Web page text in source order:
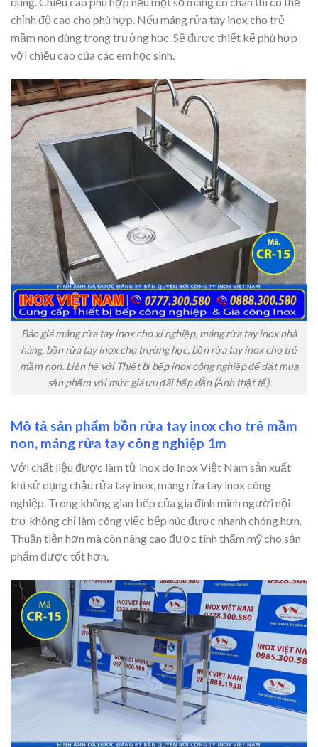
chỉnh độ cao cho phù hợp. Nếu máng rửa tay inox cho trẻ
mầm non dùng trong trường học. Sẽ được thiết kế phù hợp
với chiều cao của các em học sinh.
Báo giá máng rửa tay inox cho xí nghiệp, máng rửa tay inox nhà
hàng, bồn rửa tay inox cho trường học, bồn rửa tay inox cho trẻ
mầm non. Liên hệ với Thiết bị bếp inox công nghiệp để đặt mua
sản phẩm với mức giá ưu đãi hấp dẫn (Ảnh thật tế).
Mô tả sản phẩm bồn rửa tay inox cho trẻ mầm
non, máng rửa tay công nghiệp 1m
Với chất liệu được làm từ inox do Inox Việt Nam sản xuất
khi sử dụng chậu rửa tay inox, máng rửa tay inox công
nghiệp. Trong không gian bếp của gia đình mình người nội
trợ không chỉ làm công việc bếp núc được nhanh chóng hơn.
Thuận tiện hơn mà còn nâng cao được tính thẩm mỹ cho sản
phẩm được tốt hơn.